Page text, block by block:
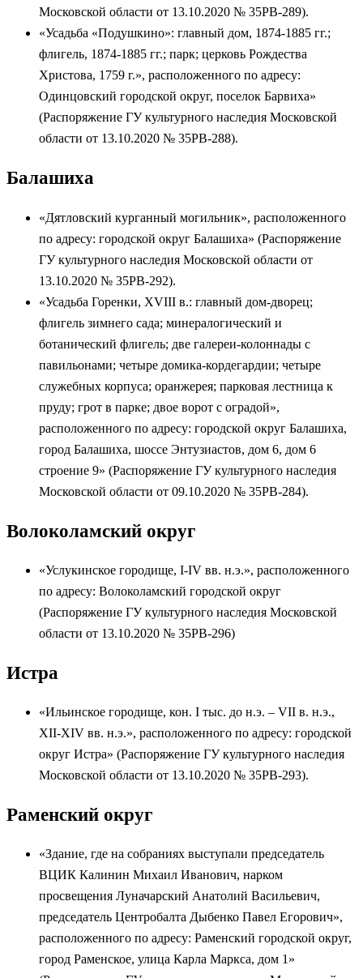
Московской области от 13.10.2020 № 35РВ-289).
«Усадьба «Подушкино»: главный дом, 1874-1885 гг.;
флигель, 1874-1885 гг.; парк; церковь Рождества
Христова, 1759 г.», расположенного по адресу:
Одинцовский городской округ, поселок Барвиха»
(Распоряжение ГУ культурного наследия Московской
области от 13.10.2020 № 35РВ-288).
Балашиха
«Дятловский курганный могильник», расположенного
по адресу: городской округ Балашиха» (Распоряжение
ГУ культурного наследия Московской области от
13.10.2020 № 35РВ-292).
«Усадьба Горенки, XVIII в.: главный дом-дворец;
флигель зимнего сада; минералогический и
ботанический флигель; две галереи-колоннады с
павильонами; четыре домика-кордегардии; четыре
служебных корпуса; оранжерея; парковая лестница к
пруду; грот в парке; двое ворот с оградой»,
расположенного по адресу: городской округ Балашиха,
город Балашиха, шоссе Энтузиастов, дом 6, дом 6
строение 9» (Распоряжение ГУ культурного наследия
Московской области от 09.10.2020 № 35РВ-284).
Волоколамский округ
«Услукинское городище, I-IV вв. н.э.», расположенного
по адресу: Волоколамский городской округ
(Распоряжение ГУ культурного наследия Московской
области от 13.10.2020 № 35РВ-296)
Истра
«Ильинское городище, кон. I тыс. до н.э. – VII в. н.э.,
XII-XIV вв. н.э.», расположенного по адресу: городской
округ Истра» (Распоряжение ГУ культурного наследия
Московской области от 13.10.2020 № 35РВ-293).
Раменский округ
«Здание, где на собраниях выступали председатель
ВЦИК Калинин Михаил Иванович, нарком
просвещения Луначарский Анатолий Васильевич,
председатель Центробалта Дыбенко Павел Егорович»,
расположенного по адресу: Раменский городской округ,
город Раменское, улица Карла Маркса, дом 1»